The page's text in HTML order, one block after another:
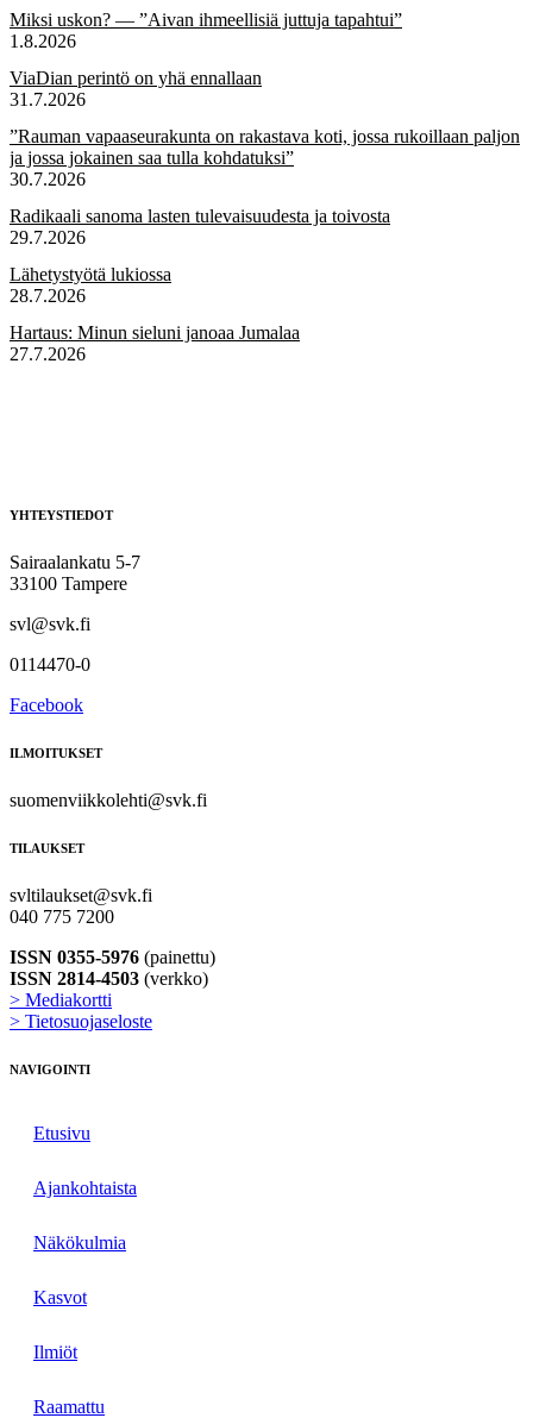
Miksi uskon? — ”Aivan ihmeellisiä juttuja tapahtui”
1.8.2026
ViaDian perintö on yhä ennallaan
31.7.2026
”Rauman vapaaseurakunta on rakastava koti, jossa rukoillaan paljon
ja jossa jokainen saa tulla kohdatuksi”
30.7.2026
Radikaali sanoma lasten tulevaisuudesta ja toivosta
29.7.2026
Lähetystyötä lukiossa
28.7.2026
Hartaus: Minun sieluni janoaa Jumalaa
27.7.2026
YHTEYSTIEDOT
Sairaalankatu 5-7
33100 Tampere
svl@svk.fi
0114470-0
Facebook
ILMOITUKSET
suomenviikkolehti@svk.fi
TILAUKSET
svltilaukset@svk.fi
040 775 7200
ISSN 0355-5976 (painettu)
ISSN 2814-4503 (verkko)
> Mediakortti
> Tietosuojaseloste
NAVIGOINTI
Etusivu
Ajankohtaista
Näkökulmia
Kasvot
Ilmiöt
Raamattu